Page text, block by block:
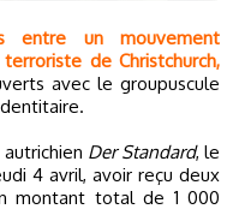
entre un mouvement
de Christchurch,
avec le groupuscule
Der Standard, le
4 avril, avoir reçu deux
montant total de 1 000